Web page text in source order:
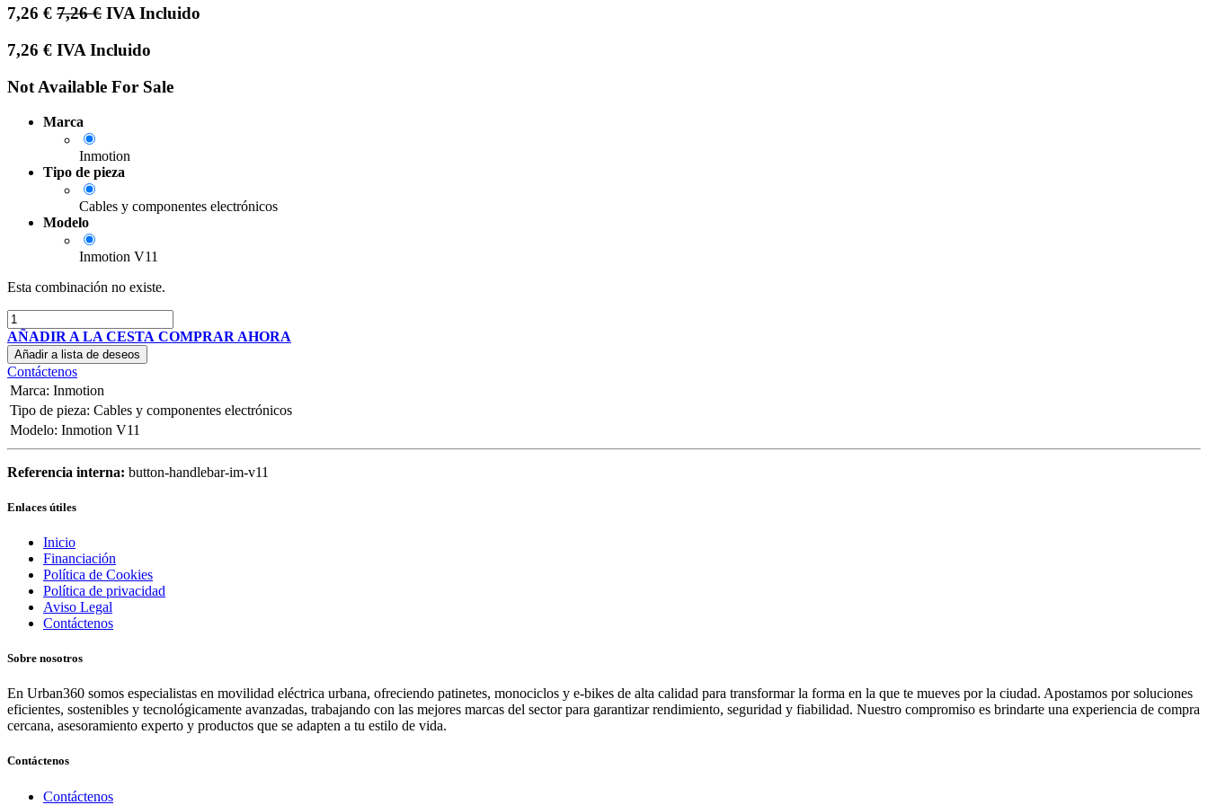
7,26 € 7,26€ IVA Incluido
7,26 € IVA Incluido
Not Available For Sale
Marca
Inmotion
Tipo de pieza
Cables y componentes electrónicos
Modelo
Inmotion V11
Esta combinación no existe.
AÑADIR A LA CESTA COMPRAR AHORA
Añadir a lista de deseos
Contáctenos
Marca: Inmotion
Tipo de pieza: Cables y componentes electrónicos
Modelo: Inmotion V11
Referencia interna: button-handlebar-im-v11
Enlaces útiles
Inicio
Financiación
Política de Cookies
Política de privacidad
Aviso Legal
Contáctenos
Sobre nosotros
En Urban360 somos especialistas en movilidad eléctrica urbana, ofreciendo patinetes, monociclos y e-bikes de alta calidad para transformar la forma en la que te mueves por la ciudad. Apostamos por soluciones
eficientes, sostenibles y tecnológicamente avanzadas, trabajando con las mejores marcas del sector para garantizar rendimiento, seguridad y fiabilidad. Nuestro compromiso es brindarte una experiencia de compra
cercana, asesoramiento experto y productos que se adapten a tu estilo de vida.
Contáctenos
Contáctenos